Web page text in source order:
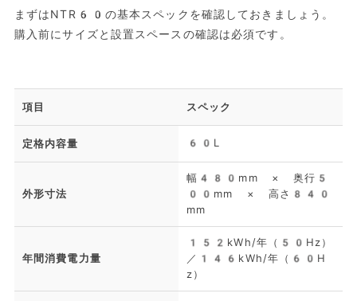
まずはNTR60の基本スペックを確認しておきましょう。
購入前にサイズと設置スペースの確認は必須です。
項目 スペック
定格内容量 60L
外形寸法
幅480mm × 奥行5
00mm × 高さ840
mm
年間消費電力量
152kWh/年（50Hz）
／146kWh/年（60H
z）